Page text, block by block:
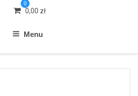
0
0,00 zł
Menu